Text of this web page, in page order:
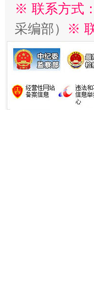
※ 联系方式：
采编部） ※